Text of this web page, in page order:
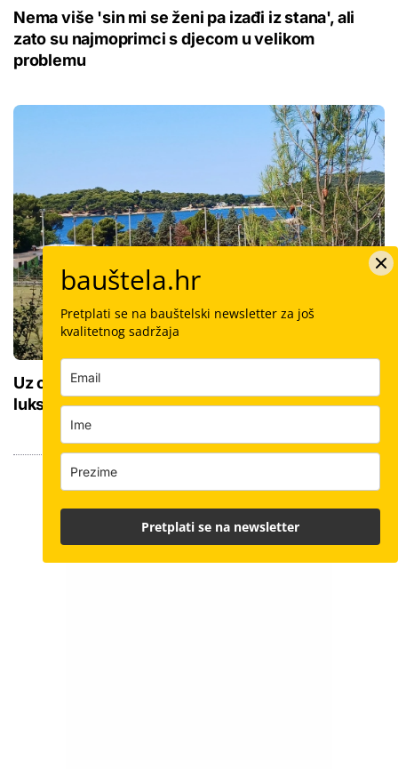
Nema više 'sin mi se ženi pa izađi iz stana', ali
zato su najmoprimci s djecom u velikom
problemu
Uz omiljeno kupalište u Puli najavljen mega
luksuzni hotel: Doznajemo koliko je blizu gradnja
bauštela.hr
Pretplati se na bauštelski newsletter za još
kvalitetnog sadržaja
Pretplati se na newsletter